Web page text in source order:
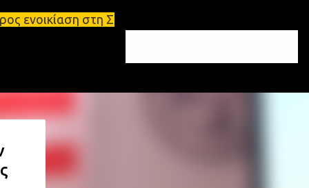
Σπάρτη Ενοικιάσεις διαμερισμάτων Σπάρτη